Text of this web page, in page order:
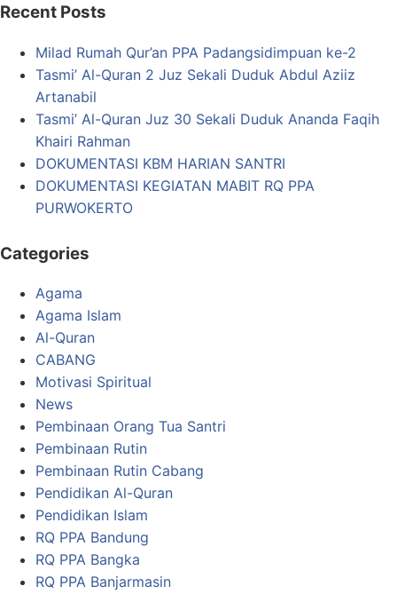
Recent Posts
Milad Rumah Qur’an PPA Padangsidimpuan ke-2
Tasmi’ Al-Quran 2 Juz Sekali Duduk Abdul Aziiz
Artanabil
Tasmi’ Al-Quran Juz 30 Sekali Duduk Ananda Faqih
Khairi Rahman
DOKUMENTASI KBM HARIAN SANTRI
DOKUMENTASI KEGIATAN MABIT RQ PPA
PURWOKERTO
Categories
Agama
Agama Islam
Al-Quran
CABANG
Motivasi Spiritual
News
Pembinaan Orang Tua Santri
Pembinaan Rutin
Pembinaan Rutin Cabang
Pendidikan Al-Quran
Pendidikan Islam
RQ PPA Bandung
RQ PPA Bangka
RQ PPA Banjarmasin